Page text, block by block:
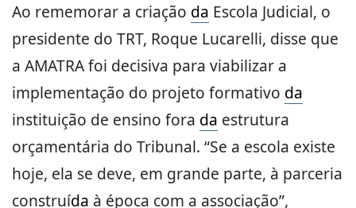
Ao rememorar a criação da Escola Judicial, o
presidente do TRT, Roque Lucarelli, disse que
a AMATRA foi decisiva para viabilizar a
implementação do projeto formativo da
instituição de ensino fora da estrutura
orçamentária do Tribunal. “Se a escola existe
hoje, ela se deve, em grande parte, à parceria
construída à época com a associação”,